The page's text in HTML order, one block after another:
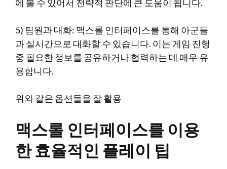
에 볼 수 있어서 전략적 판단에 큰 도움이 됩니다.
5) 팀원과 대화: 맥스롤 인터페이스를 통해 아군들
과 실시간으로 대화할 수 있습니다. 이는 게임 진행
중 필요한 정보를 공유하거나 협력하는 데 매우 유
용합니다.
위와 같은 옵션들을 잘 활용
맥스롤 인터페이스를 이용
한 효율적인 플레이 팁